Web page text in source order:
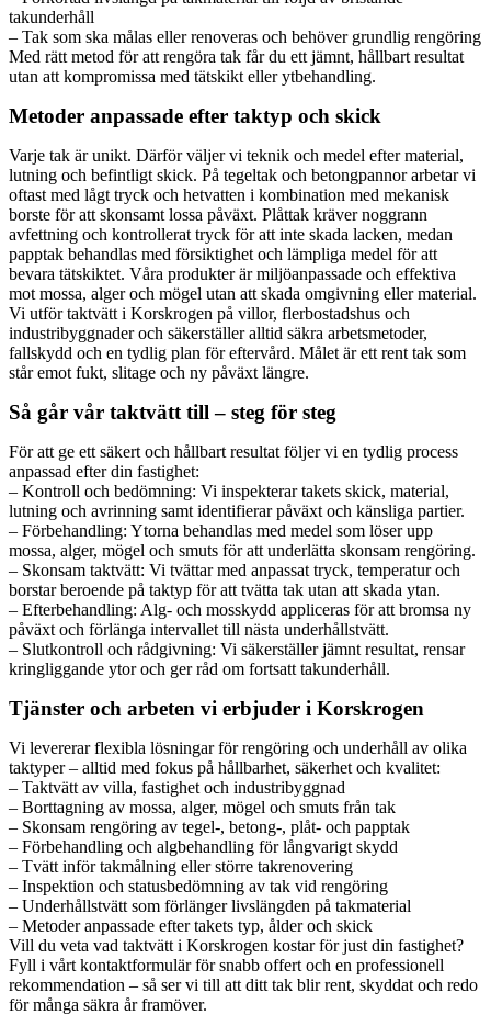
takunderhåll
– Tak som ska målas eller renoveras och behöver grundlig rengöring
Med rätt metod för att rengöra tak får du ett jämnt, hållbart resultat
utan att kompromissa med tätskikt eller ytbehandling.
Metoder anpassade efter taktyp och skick
Varje tak är unikt. Därför väljer vi teknik och medel efter material,
lutning och befintligt skick. På tegeltak och betongpannor arbetar vi
oftast med lågt tryck och hetvatten i kombination med mekanisk
borste för att skonsamt lossa påväxt. Plåttak kräver noggrann
avfettning och kontrollerat tryck för att inte skada lacken, medan
papptak behandlas med försiktighet och lämpliga medel för att
bevara tätskiktet. Våra produkter är miljöanpassade och effektiva
mot mossa, alger och mögel utan att skada omgivning eller material.
Vi utför taktvätt i Korskrogen på villor, flerbostadshus och
industribyggnader och säkerställer alltid säkra arbetsmetoder,
fallskydd och en tydlig plan för eftervård. Målet är ett rent tak som
står emot fukt, slitage och ny påväxt längre.
Så går vår taktvätt till – steg för steg
För att ge ett säkert och hållbart resultat följer vi en tydlig process
anpassad efter din fastighet:
– Kontroll och bedömning: Vi inspekterar takets skick, material,
lutning och avrinning samt identifierar påväxt och känsliga partier.
– Förbehandling: Ytorna behandlas med medel som löser upp
mossa, alger, mögel och smuts för att underlätta skonsam rengöring.
– Skonsam taktvätt: Vi tvättar med anpassat tryck, temperatur och
borstar beroende på taktyp för att tvätta tak utan att skada ytan.
– Efterbehandling: Alg- och mosskydd appliceras för att bromsa ny
påväxt och förlänga intervallet till nästa underhållstvätt.
– Slutkontroll och rådgivning: Vi säkerställer jämnt resultat, rensar
kringliggande ytor och ger råd om fortsatt takunderhåll.
Tjänster och arbeten vi erbjuder i Korskrogen
Vi levererar flexibla lösningar för rengöring och underhåll av olika
taktyper – alltid med fokus på hållbarhet, säkerhet och kvalitet:
– Taktvätt av villa, fastighet och industribyggnad
– Borttagning av mossa, alger, mögel och smuts från tak
– Skonsam rengöring av tegel-, betong-, plåt- och papptak
– Förbehandling och algbehandling för långvarigt skydd
– Tvätt inför takmålning eller större takrenovering
– Inspektion och statusbedömning av tak vid rengöring
– Underhållstvätt som förlänger livslängden på takmaterial
– Metoder anpassade efter takets typ, ålder och skick
Vill du veta vad taktvätt i Korskrogen kostar för just din fastighet?
Fyll i vårt kontaktformulär för snabb offert och en professionell
rekommendation – så ser vi till att ditt tak blir rent, skyddat och redo
för många säkra år framöver.